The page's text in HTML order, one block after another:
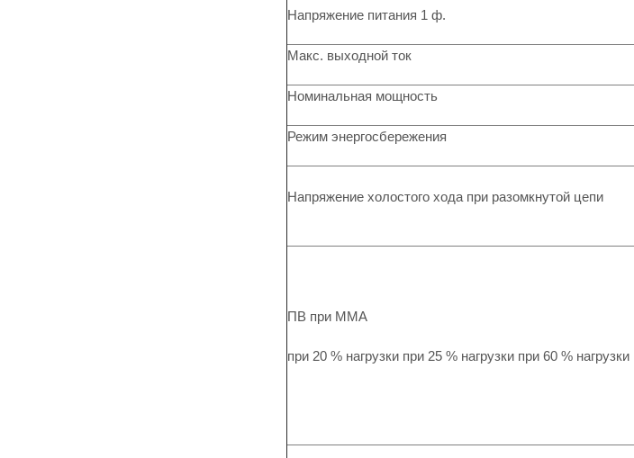
Напряжение питания 1 ф.
Макс. выходной ток
Номинальная мощность
Режим энергосбережения
Напряжение холостого хода при разомкнутой цепи
ПВ при MMA
при 20 % нагрузки при 25 % нагрузки при 60 %